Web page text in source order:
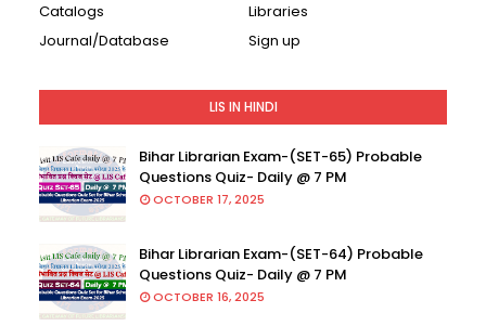
Catalogs
Libraries
Journal/Database
Sign up
LIS IN HINDI
Bihar Librarian Exam-(SET-65) Probable
Questions Quiz- Daily @ 7 PM
OCTOBER 17, 2025
Bihar Librarian Exam-(SET-64) Probable
Questions Quiz- Daily @ 7 PM
OCTOBER 16, 2025